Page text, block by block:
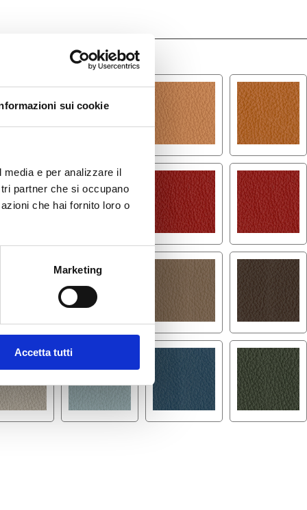
sui cookie
e per analizzare il
partner che si occupano
che hai fornito loro o
Marketing
Accetta tutti